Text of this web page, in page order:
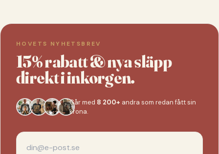
HOVETS NYHETSBREV
15% rabatt & nya släpp
direkt i inkorgen.
Går med 8 200+ andra som redan fått sin
krona.